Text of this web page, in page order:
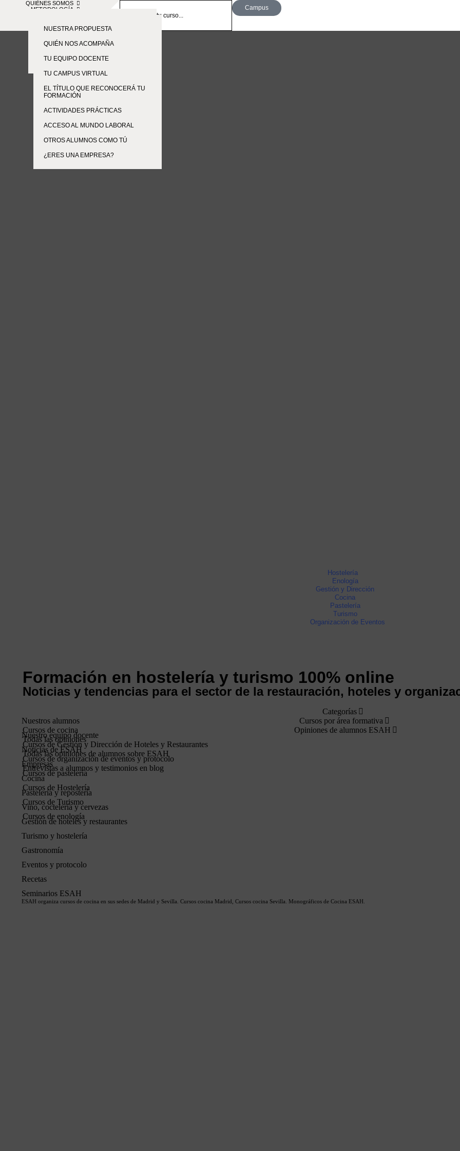
QUIÉNES SOMOS
SEVILLA
TE ESPERAMOS
METODOLOGÍA
NUESTRA PROPUESTA
QUIÉN NOS ACOMPAÑA
TU EQUIPO DOCENTE
TU CAMPUS VIRTUAL
EL TÍTULO QUE RECONOCERÁ TU
FORMACIÓN
ACTIVIDADES PRÁCTICAS
ACCESO AL MUNDO LABORAL
OTROS ALUMNOS COMO TÚ
¿ERES UNA EMPRESA?
EMPRESAS
Campus
Hostelería
Enología
Gestión y Dirección
Cocina
Pastelería
Turismo
Organización de Eventos
Formación en hostelería y turismo 100% online
Noticias y tendencias para el sector de la restauración, hoteles y
Categorías
Nuestros alumnos
Nuestro equipo docente
Noticias de ESAH
Empresas
Cocina
Pastelería y repostería
Vino, coctelería y cervezas
Gestión de hoteles y restaurantes
Turismo y hostelería
Gastronomía
Eventos y protocolo
Recetas
Seminarios ESAH
ESAH organiza cursos de cocina en sus sedes de Madrid y Sevilla. Cursos cocina Madrid, Cursos cocina Sevilla. Monográficos de Cocina ESAH.
Cursos por área formativa
Cursos de cocina
Cursos de Gestión y Dirección de Hoteles y Restaurantes
Cursos de organización de eventos y protocolo
Cursos de pastelería
Cursos de Hostelería
Cursos de Turismo
Cursos de enología
Opiniones de alumnos ESAH
Todas las opiniones
Todas las opiniones de alumnos sobre ESAH
Entrevistas a alumnos y testimonios en blog
Maridajes con chocolate | Práctica
Presencial ESAH Sevilla